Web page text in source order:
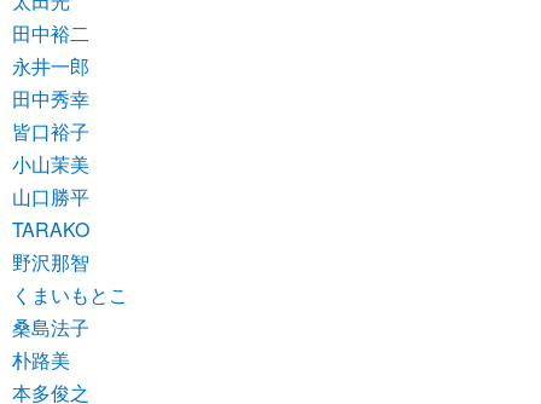
田中裕二
永井一郎
田中秀幸
皆口裕子
小山茉美
山口勝平
TARAKO
野沢那智
くまいもとこ
桑島法子
朴路美
本多俊之